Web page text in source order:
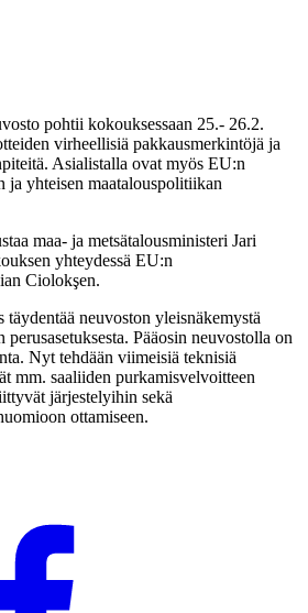
pohtii kokouksessaan 25.- 26.2.
virheellisiä pakkausmerkintöjä ja
Asialistalla ovat myös EU:n
ja yhteisen maatalouspolitiikan
maa- ja metsätalousministeri Jari
yhteydessä EU:n
Ciolokşen.
neuvoston yleisnäkemystä
Pääosin neuvostolla on
Nyt tehdään viimeisiä teknisiä
mm. saaliiden purkamisvelvoitteen
järjestelyihin sekä
ottamiseen.